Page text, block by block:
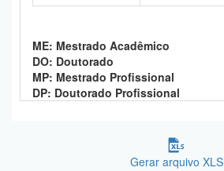
ME: Mestrado Acadêmico
DO: Doutorado
MP: Mestrado Profissional
DP: Doutorado Profissional
Gerar arquivo XLS